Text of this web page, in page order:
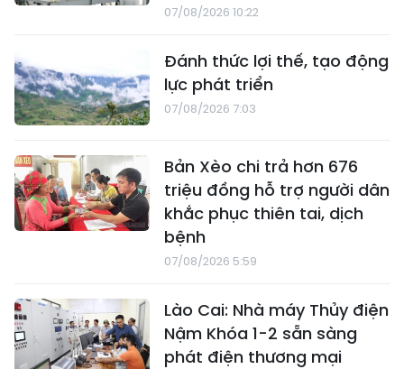
07/08/2026 10:22
Đánh thức lợi thế, tạo động
lực phát triển
07/08/2026 7:03
Bản Xèo chi trả hơn 676
triệu đồng hỗ trợ người dân
khắc phục thiên tai, dịch
bệnh
07/08/2026 5:59
Lào Cai: Nhà máy Thủy điện
Nậm Khóa 1-2 sẵn sàng
phát điện thương mại